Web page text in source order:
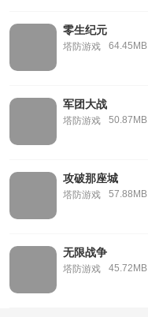
零生纪元
塔防游戏 64.45MB
军团大战
塔防游戏 50.87MB
攻破那座城
塔防游戏 57.88MB
无限战争
塔防游戏 45.72MB